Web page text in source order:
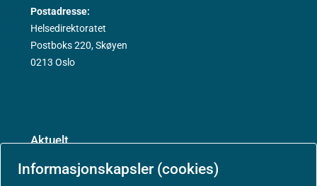
Informasjonskapsler (cookies)
Postadresse:
Helsedirektoratet
Postboks 220, Skøyen
0213 Oslo
Aktuelt
Nyheter